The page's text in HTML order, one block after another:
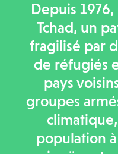
Depuis
Tchad, un
fragilisé par
de réfugiés
pays
groupes
population